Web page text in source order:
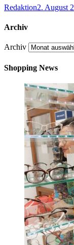
Redaktion2. August
Archiv
Archiv
Shopping News